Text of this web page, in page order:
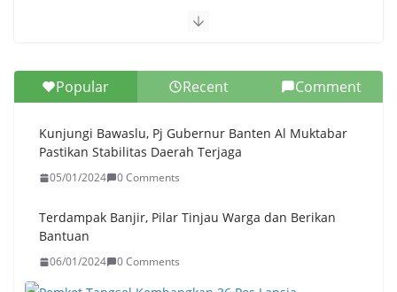
h
Se
pa
Car
Popular Recent Comment
Kunjungi Bawaslu, Pj Gubernur Banten Al Muktabar
Pastikan Stabilitas Daerah Terjaga
05/01/2024 0 Comments
Terdampak Banjir, Pilar Tinjau Warga dan Berikan
Bantuan
06/01/2024 0 Comments